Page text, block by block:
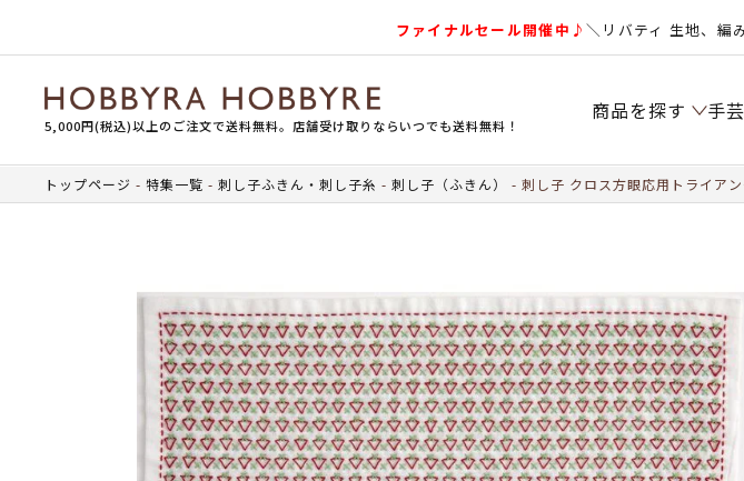
ファイナルセール開催中♪＼リバティ 生地、編
5,000円(税込)以上のご注文で送料無料。店舗受け取りならいつでも送料無料！
商品を探す 手
トップページ 特集一覧 刺し子ふきん・刺し子糸 刺し子（ふきん） 刺し子 クロス方眼応用トライア